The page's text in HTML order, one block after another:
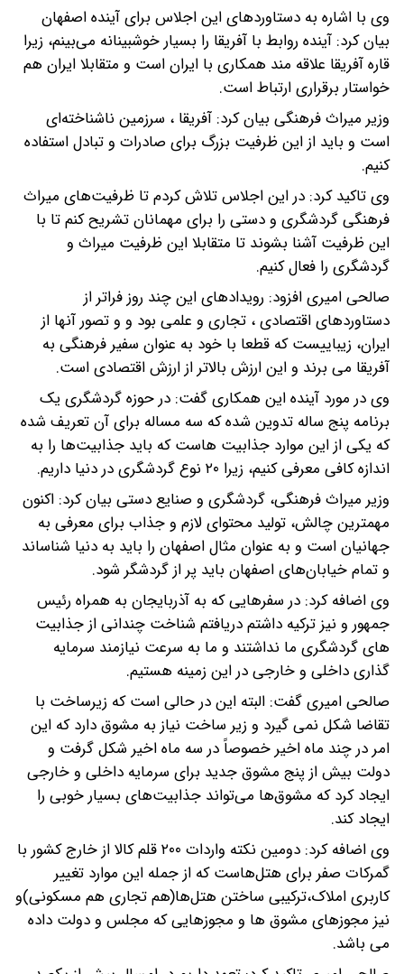
وی با اشاره به دستاوردهای این اجلاس برای آینده اصفهان
بیان کرد: آینده روابط با آفریقا را بسیار خوشبینانه می‌بینم، زیرا
قاره آفریقا علاقه مند همکاری با ایران است و متقابلا ایران هم
خواستار برقراری ارتباط است.
وزیر میراث فرهنگی بیان کرد: آفریقا ، سرزمین ناشناخته‌ای
است و باید از این ظرفیت بزرگ برای صادرات و تبادل استفاده
کنیم.
وی تاکید کرد: در این اجلاس تلاش کردم تا ظرفیت‌های میراث
فرهنگی گردشگری و دستی را برای مهمانان تشریح کنم تا با
این ظرفیت آشنا بشوند تا متقابلا این ظرفیت میراث و
گردشگری را فعال کنیم.
صالحی امیری افزود: رویدادهای این چند روز فراتر از
دستاوردهای اقتصادی ، تجاری و علمی بود و و تصور آنها از
ایران، زیباییست که قطعا با خود به عنوان سفیر فرهنگی به
آفریقا می برند و این ارزش بالاتر از ارزش اقتصادی است.
وی در مورد آینده این همکاری گفت: در حوزه گردشگری یک
برنامه پنج ساله تدوین شده که سه مساله برای آن تعریف شده
که یکی از این موارد جذابیت هاست که باید جذابیت‌ها را به
اندازه کافی معرفی کنیم، زیرا ۲۰ نوع گردشگری در دنیا داریم.
وزیر میراث فرهنگی، گردشگری و صنایع دستی بیان کرد: اکنون
مهمترین چالش، تولید محتوای لازم و جذاب برای معرفی به
جهانیان است و به عنوان مثال اصفهان را باید به دنیا شناساند
و تمام خیابان‌های اصفهان باید پر از گردشگر شود.
وی اضافه کرد: در سفرهایی که به آذربایجان به همراه رئیس
جمهور و نیز ترکیه داشتم دریافتم شناخت چندانی از جذابیت
های گردشگری ما نداشتند و ما به سرعت نیازمند سرمایه
گذاری داخلی و خارجی در این زمینه هستیم.
صالحی امیری گفت: البته این در حالی است که زیرساخت با
تقاضا شکل نمی گیرد و زیر ساخت نیاز به مشوق دارد که این
امر در چند ماه اخیر خصوصاً در سه ماه اخیر شکل گرفت و
دولت بیش از پنج مشوق جدید برای سرمایه‌ داخلی و خارجی
ایجاد کرد که مشوق‌ها می‌تواند جذابیت‌های بسیار خوبی را
ایجاد کند.
وی اضافه کرد: دومین نکته واردات ۲۰۰ قلم کالا از خارج کشور با
گمرکات صفر برای هتل‌هاست که از جمله این موارد تغییر
کاربری املاک،ترکیبی ساختن هتل‌ها(هم تجاری هم مسکونی)و
نیز مجوزهای مشوق ها و مجوزهایی که مجلس و دولت داده
می باشد.